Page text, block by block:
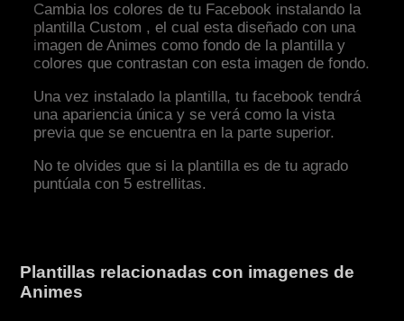
Cambia los colores de tu Facebook instalando la
plantilla Custom , el cual esta diseñado con una
imagen de Animes como fondo de la plantilla y
colores que contrastan con esta imagen de fondo.
Una vez instalado la plantilla, tu facebook tendrá
una apariencia única y se verá como la vista
previa que se encuentra en la parte superior.
No te olvides que si la plantilla es de tu agrado
puntúala con 5 estrellitas.
Plantillas relacionadas con imagenes de
Animes